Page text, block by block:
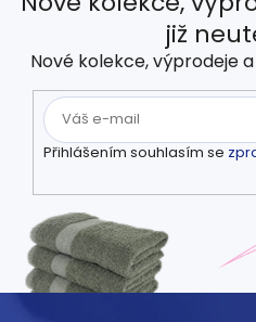
již
Nové kolekce, výprodeje
Přihlášením souhlasím se